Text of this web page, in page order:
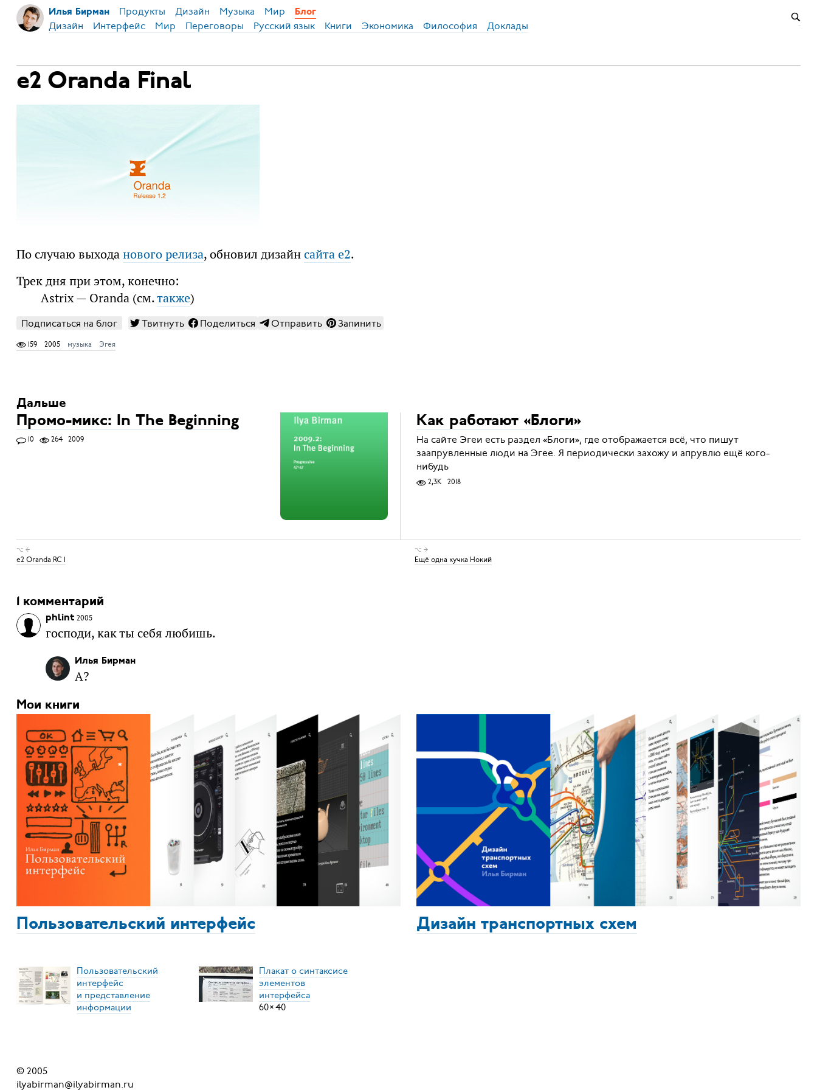
Илья Бирман Продукты Дизайн Музыка Мир Блог
Дизайн Интерфейс Мир Переговоры Русский язык Книги Экономика Философия Доклады
e2 Oranda Final
По случаю выходанового релиза, обновил дизайнсайта e2.
Трек дня при этом, конечно:
Astrix — Oranda (см.также)
Подписаться на блог Твитнуть Поделиться Отправить Запинить
159 2005 музыка Эгея
Дальше
Промо-микс: In The Beginning
10 264 2009
Как работают «Блоги»
На сайте Эгеи есть раздел «Блоги», где отображается всё, что пишут
заапрувленные люди на Эгее. Я периодически захожу и апрувлю ещё кого-
нибудь
2,3K 2018
⌥ ←
e2 Oranda RC 1
⌥ →
Ещё одна кучка Нокий
1 комментарий
phlint 2005
господи, как ты себя любишь.
Илья Бирман
А?
Мои книги
Пользовательский интерфейс Дизайн транспортных схем
Пользовательский
интерфейс
и представление
информации
Плакат о синтаксисе
элементов
интерфейса
60×40
© 2005
ilyabirman@ilyabirman.ru